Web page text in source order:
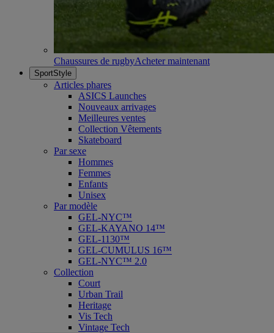
Chaussures de rugbyAcheter maintenant
SportStyle
Articles phares
ASICS Launches
Nouveaux arrivages
Meilleures ventes
Collection Vêtements
Skateboard
Par sexe
Hommes
Femmes
Enfants
Unisex
Par modèle
GEL-NYC™
GEL-KAYANO 14™
GEL-1130™
GEL-CUMULUS 16™
GEL-NYC™ 2.0
Collection
Court
Urban Trail
Heritage
Vis Tech
Vintage Tech